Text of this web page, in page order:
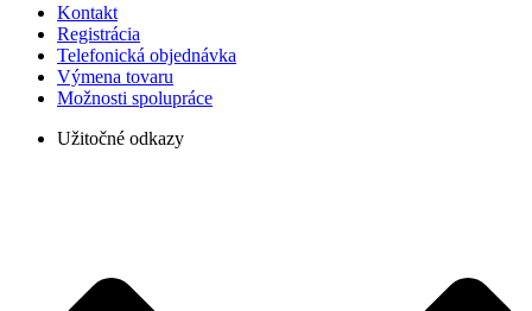
Kontakt
Registrácia
Telefonická objednávka
Výmena tovaru
Možnosti spolupráce
Užitočné odkazy